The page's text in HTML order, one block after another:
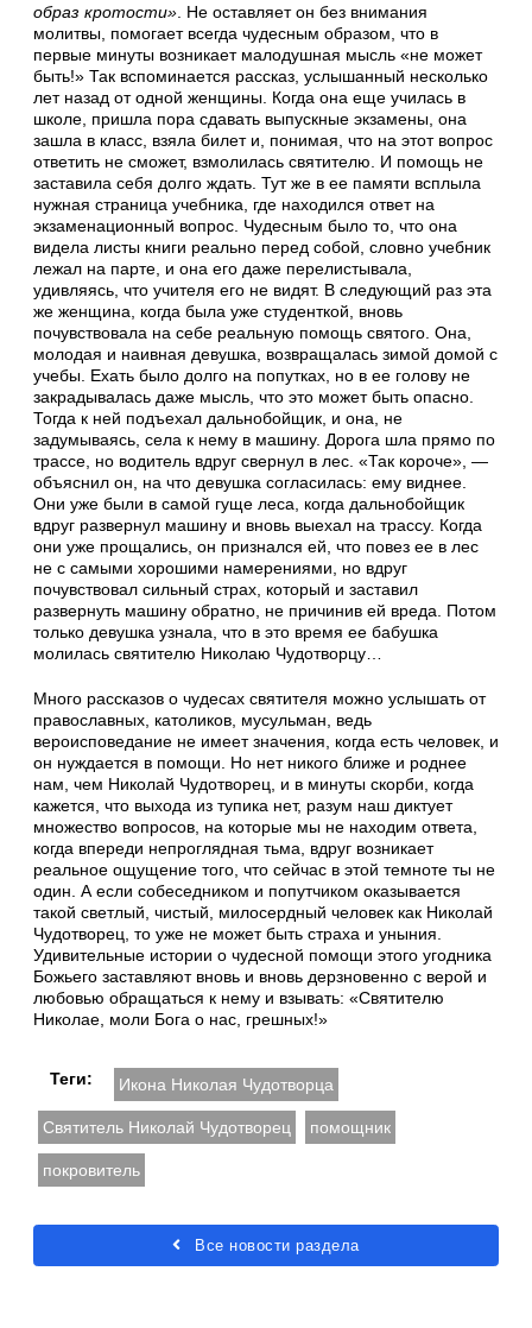
образ кротости». Не оставляет он без внимания
молитвы, помогает всегда чудесным образом, что в
первые минуты возникает малодушная мысль «не может
быть!» Так вспоминается рассказ, услышанный несколько
лет назад от одной женщины. Когда она еще училась в
школе, пришла пора сдавать выпускные экзамены, она
зашла в класс, взяла билет и, понимая, что на этот вопрос
ответить не сможет, взмолилась святителю. И помощь не
заставила себя долго ждать. Тут же в ее памяти всплыла
нужная страница учебника, где находился ответ на
экзаменационный вопрос. Чудесным было то, что она
видела листы книги реально перед собой, словно учебник
лежал на парте, и она его даже перелистывала,
удивляясь, что учителя его не видят. В следующий раз эта
же женщина, когда была уже студенткой, вновь
почувствовала на себе реальную помощь святого. Она,
молодая и наивная девушка, возвращалась зимой домой с
учебы. Ехать было долго на попутках, но в ее голову не
закрадывалась даже мысль, что это может быть опасно.
Тогда к ней подъехал дальнобойщик, и она, не
задумываясь, села к нему в машину. Дорога шла прямо по
трассе, но водитель вдруг свернул в лес. «Так короче», —
объяснил он, на что девушка согласилась: ему виднее.
Они уже были в самой гуще леса, когда дальнобойщик
вдруг развернул машину и вновь выехал на трассу. Когда
они уже прощались, он признался ей, что повез ее в лес
не с самыми хорошими намерениями, но вдруг
почувствовал сильный страх, который и заставил
развернуть машину обратно, не причинив ей вреда. Потом
только девушка узнала, что в это время ее бабушка
молилась святителю Николаю Чудотворцу…
Много рассказов о чудесах святителя можно услышать от
православных, католиков, мусульман, ведь
вероисповедание не имеет значения, когда есть человек, и
он нуждается в помощи. Но нет никого ближе и роднее
нам, чем Николай Чудотворец, и в минуты скорби, когда
кажется, что выхода из тупика нет, разум наш диктует
множество вопросов, на которые мы не находим ответа,
когда впереди непроглядная тьма, вдруг возникает
реальное ощущение того, что сейчас в этой темноте ты не
один. А если собеседником и попутчиком оказывается
такой светлый, чистый, милосердный человек как Николай
Чудотворец, то уже не может быть страха и уныния.
Удивительные истории о чудесной помощи этого угодника
Божьего заставляют вновь и вновь дерзновенно с верой и
любовью обращаться к нему и взывать: «Святителю
Николае, моли Бога о нас, грешных!»
Теги: Икона Николая Чудотворца
Святитель Николай Чудотворец помощник
покровитель
Все новости раздела